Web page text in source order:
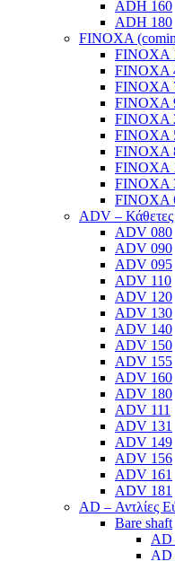
ADH 160
ADH 180
FINOXA
FINOXA
FINOXA
FINOXA
FINOXA
FINOXA
FINOXA
FINOXA
FINOXA
FINOXA
FINOXA
ADV – Κάθετες
ADV 080
ADV 090
ADV 095
ADV 110
ADV 120
ADV 130
ADV 140
ADV 150
ADV 155
ADV 160
ADV 180
ADV 111
ADV 131
ADV 149
ADV 156
ADV 161
ADV 181
AD – Αντλίες
Bare shaft
AD
AD